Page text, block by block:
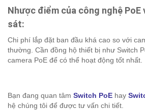
Nhược điểm của công nghệ PoE
sát:
Chi phí lắp đặt ban đầu khá cao so với
thường. Cần đồng hộ thiết bị như Switch
camera PoE để có thể hoạt động tốt nhất.
Bạn đang quan tâm Switch PoE hay
hệ chúng tôi để được tư vấn chi tiết.